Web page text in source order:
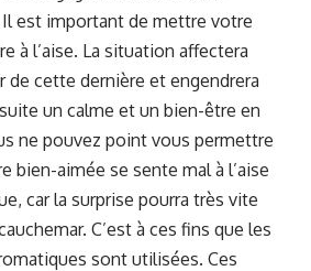
est important de mettre votre
à l’aise. La situation affectera
de cette dernière et engendrera
un calme et un bien-être en
ne pouvez point vous permettre
bien-aimée se sente mal à l’aise
car la surprise pourra très vite
C’est à ces fins que les
sont utilisées. Ces